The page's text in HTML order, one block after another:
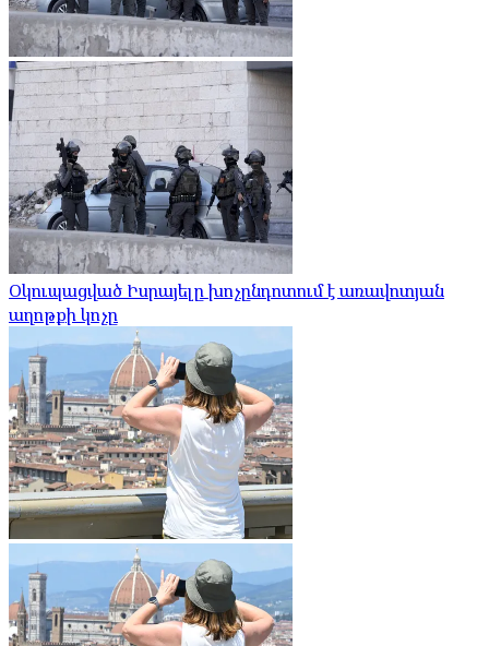
Օկուպացված Իսրայելը խոչընդոտում է առավոտյան
աղոթքի կոչը